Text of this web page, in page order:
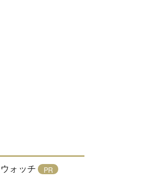
ォッチ